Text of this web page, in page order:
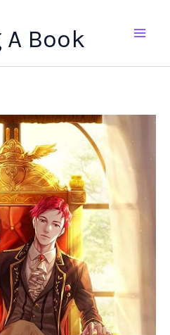
Book